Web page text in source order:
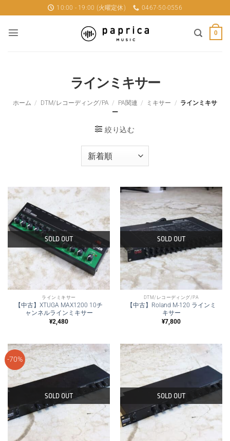
to
content
10:00 - 19:00 (火曜定休) 0467-50-0556
0
ラインミキサー
ホーム / DTM/レコーディング/PA / PA関連 / ミキサー / ラインミキサ
ー
絞り込む
SOLD OUT
ラインミキサー
【中古】XTUGA MAX1200 10チ
ャンネルラインミキサー
¥2,480
SOLD OUT
DTM/レコーディング/PA
【中古】Roland M-120 ラインミ
キサー
¥7,800
-70%
SOLD OUT SOLD OUT